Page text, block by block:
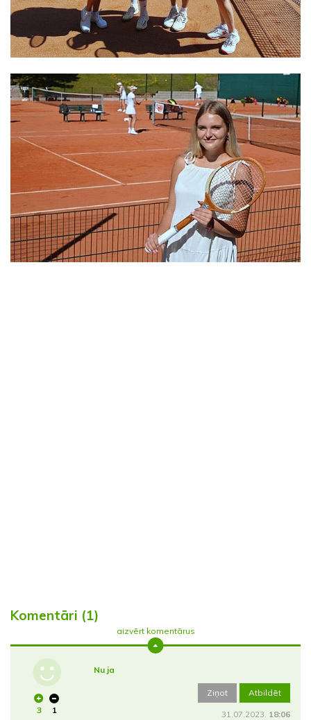
Komentāri (1)
aizvērt komentārus
3 1
Nu ja
Ziņot Atbildēt
31.07.2023. 18:06